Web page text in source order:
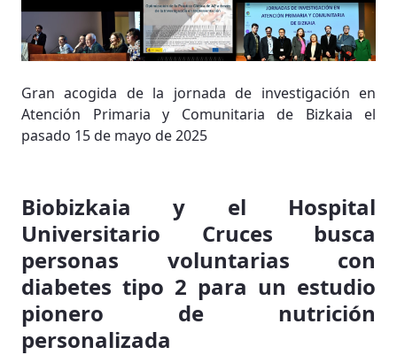
Gran acogida de la jornada de investigación en
Atención Primaria y Comunitaria de Bizkaia el
pasado 15 de mayo de 2025
Biobizkaia y el Hospital
Universitario Cruces busca
personas voluntarias con
diabetes tipo 2 para un estudio
pionero de nutrición
personalizada